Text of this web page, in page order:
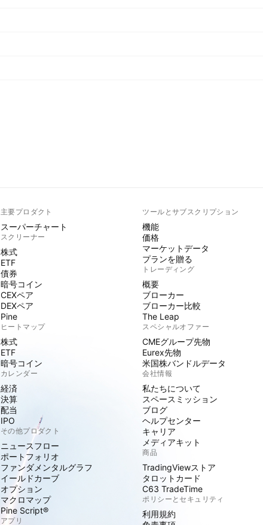
主要プロダクト
スーパーチャート
スクリーナー
株式
ETF
債券
暗号コイン
CEXペア
DEXペア
Pine
ヒートマップ
株式
ETF
暗号コイン
カレンダー
経済
決算
配当
IPO
その他プロダクト
ニュースフロー
ポートフォリオ
ファンダメンタルグラフ
イールドカーブ
オプション
マクロマップ
Pine Script®
アプリ
ツールとサブスクリプション
機能
価格
マーケットデータ
プランを贈る
トレーディング
概要
ブローカー
ブローカー比較
The Leap
スペシャルオファー
CMEグループ先物
Eurex先物
米国株バンドルデータ
会社情報
私たちについて
スペースミッション
ブログ
ヘルプセンター
キャリア
メディアキット
商品
TradingViewストア
タロットカード
C63 TradeTime
ポリシーとセキュリティ
利用規約